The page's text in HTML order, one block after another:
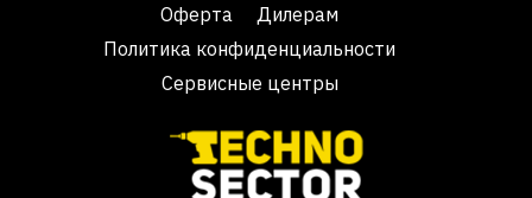
Оферта
Дилерам
Политика конфиденциальности
Сервисные центры